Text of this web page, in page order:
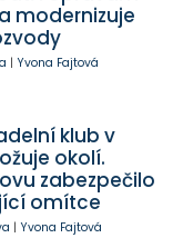
modernizuje
| Yvona Fajtová
klub v
okolí.
zabezpečilo
omítce
| Yvona Fajtová